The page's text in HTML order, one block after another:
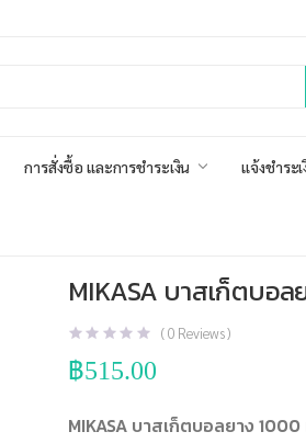
การสั่งซื้อ และการชำระเงิน แจ้งชำระ
MIKASA บาสเก็ตบอล
(0 Reviews )
฿515.00
MIKASA บาสเก็ตบอลยาง 1000